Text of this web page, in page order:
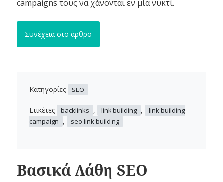
campaigns τους να χάνονται εν μία νυκτί.
Συνέχεια στο άρθρο
Κατηγορίες SEO
Ετικέτες backlinks , link building ,
link building
campaign , seo link building
Βασικά Λάθη SEO